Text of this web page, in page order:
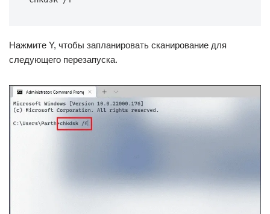
Нажмите Y, чтобы запланировать сканирование для
следующего перезапуска.